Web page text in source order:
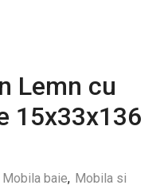
Lemn cu
15x33x136
Mobila baie, Mobila si